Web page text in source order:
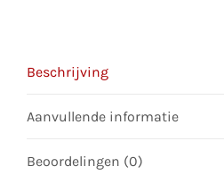
Beschrijving
Aanvullende informatie
Beoordelingen (0)